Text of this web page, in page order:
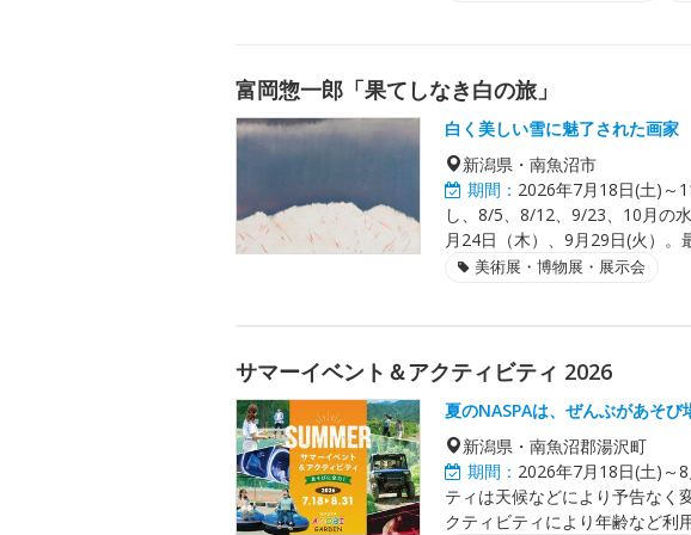
富岡惣一郎「果てしなき白の旅」
白く美しい雪に魅了された画家
新潟県・南魚沼市
期間： 2026年7月18日(土)～
し、8/5、8/12、9/23、10月の
月24日（木）、9月29日(火）。
美術展・博物展・展示会
サマーイベント＆アクティビティ 2026
夏のNASPAは、ぜんぶがあそび
新潟県・南魚沼郡湯沢町
期間： 2026年7月18日(土)～
ティは天候などにより予告なく
クティビティにより年齢など利